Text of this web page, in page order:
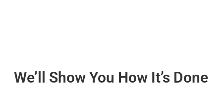
We’ll Show You How It’s Done